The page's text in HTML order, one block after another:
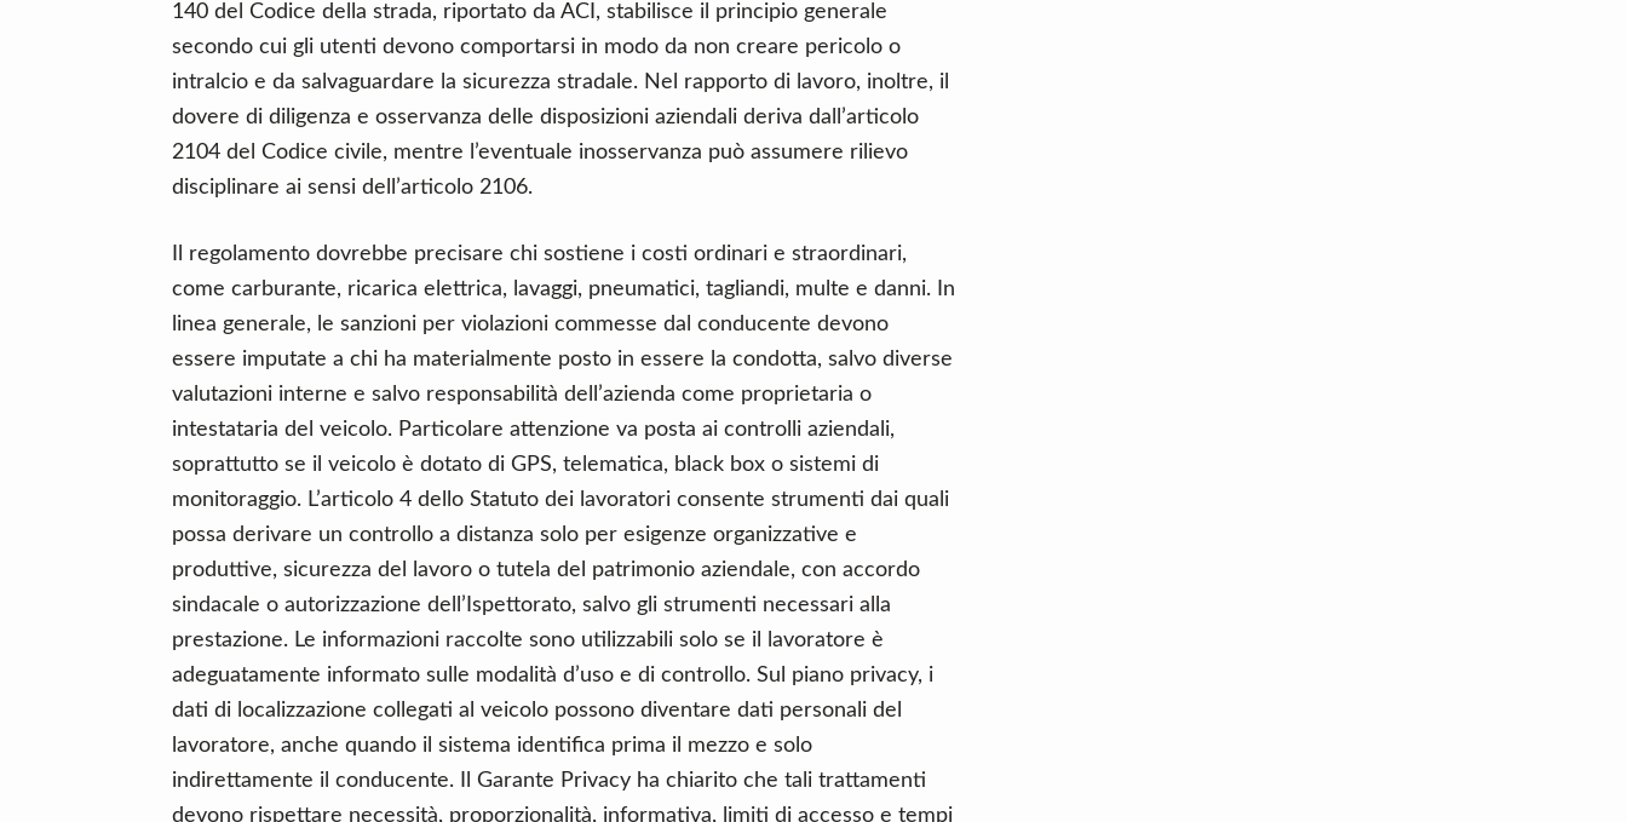
140 del Codice della strada, riportato da ACI, stabilisce il principio generale
secondo cui gli utenti devono comportarsi in modo da non creare pericolo o
intralcio e da salvaguardare la sicurezza stradale. Nel rapporto di lavoro, inoltre, il
dovere di diligenza e osservanza delle disposizioni aziendali deriva dall’articolo
2104 del Codice civile, mentre l’eventuale inosservanza può assumere rilievo
disciplinare ai sensi dell’articolo 2106.
Il regolamento dovrebbe precisare chi sostiene i costi ordinari e straordinari,
come carburante, ricarica elettrica, lavaggi, pneumatici, tagliandi, multe e danni. In
linea generale, le sanzioni per violazioni commesse dal conducente devono
essere imputate a chi ha materialmente posto in essere la condotta, salvo diverse
valutazioni interne e salvo responsabilità dell’azienda come proprietaria o
intestataria del veicolo. Particolare attenzione va posta ai controlli aziendali,
soprattutto se il veicolo è dotato di GPS, telematica, black box o sistemi di
monitoraggio. L’articolo 4 dello Statuto dei lavoratori consente strumenti dai quali
possa derivare un controllo a distanza solo per esigenze organizzative e
produttive, sicurezza del lavoro o tutela del patrimonio aziendale, con accordo
sindacale o autorizzazione dell’Ispettorato, salvo gli strumenti necessari alla
prestazione. Le informazioni raccolte sono utilizzabili solo se il lavoratore è
adeguatamente informato sulle modalità d’uso e di controllo. Sul piano privacy, i
dati di localizzazione collegati al veicolo possono diventare dati personali del
lavoratore, anche quando il sistema identifica prima il mezzo e solo
indirettamente il conducente. Il Garante Privacy ha chiarito che tali trattamenti
devono rispettare necessità, proporzionalità, informativa, limiti di accesso e tempi